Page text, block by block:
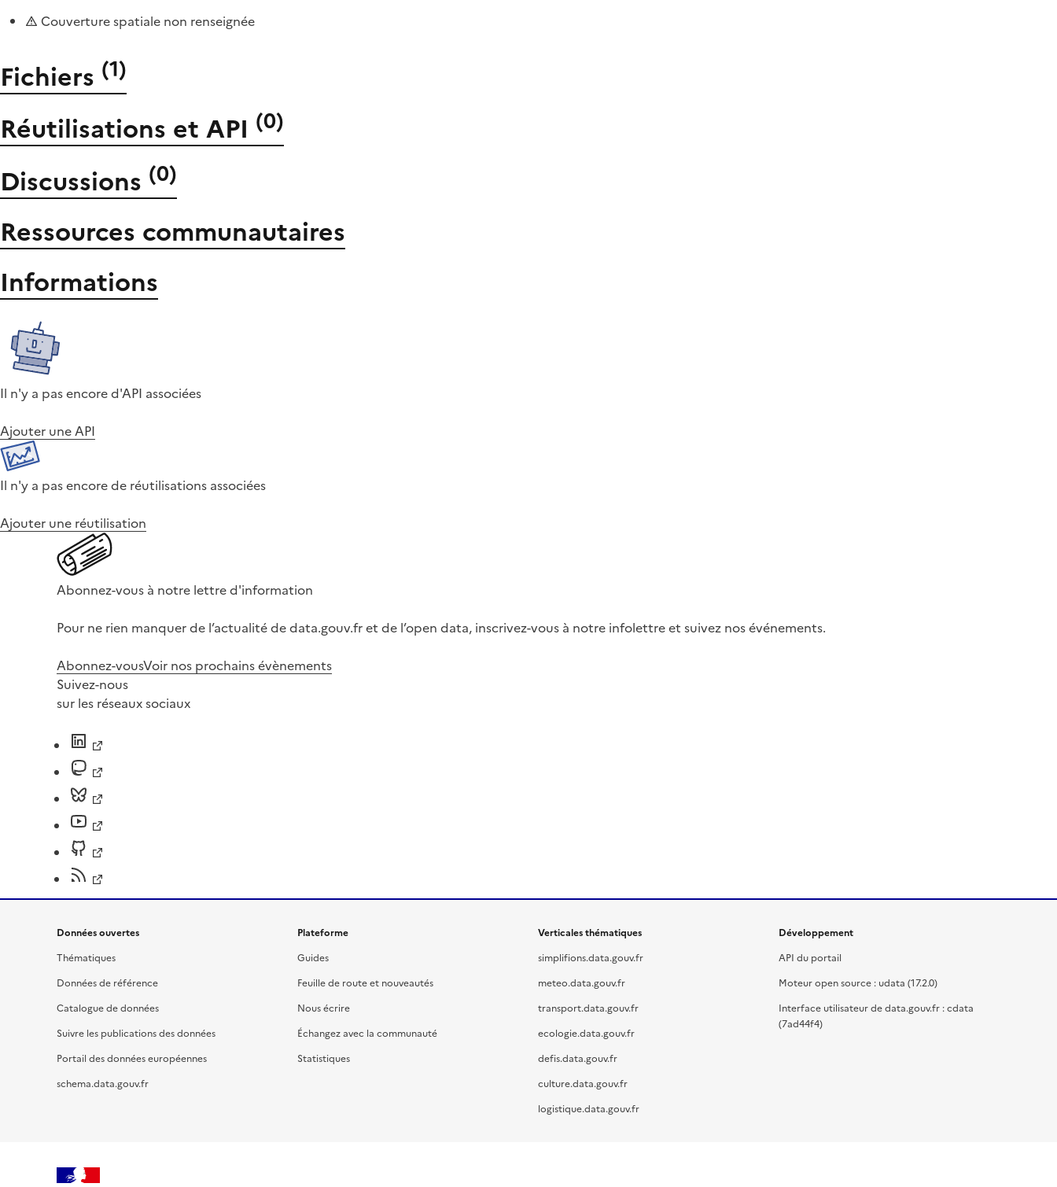
Couverture spatiale non renseignée
Fichiers (1)
Réutilisations et API (0)
Discussions (0)
Ressources communautaires
Informations
Il n'y a pas encore d'API associées
Ajouter une API
Il n'y a pas encore de réutilisations associées
Ajouter une réutilisation
Abonnez-vous à notre lettre d'information
Pour ne rien manquer de l’actualité de data.gouv.fr et de l’open data, inscrivez-vous à notre infolettre et suivez nos événements.
Abonnez-vousVoir nos prochains évènements
Suivez-nous
sur les réseaux sociaux
Données ouvertes
Thématiques
Données de référence
Catalogue de données
Suivre les publications des données
Portail des données européennes
schema.data.gouv.fr
Plateforme
Guides
Feuille de route et nouveautés
Nous écrire
Échangez avec la communauté
Statistiques
Verticales thématiques
simplifions.data.gouv.fr
meteo.data.gouv.fr
transport.data.gouv.fr
ecologie.data.gouv.fr
defis.data.gouv.fr
culture.data.gouv.fr
logistique.data.gouv.fr
Développement
API du portail
Moteur open source : udata (17.2.0)
Interface utilisateur de data.gouv.fr : cdata
(7ad44f4)